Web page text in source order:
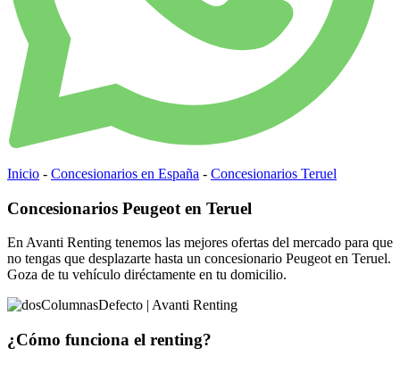
Inicio - Concesionarios en España - Concesionarios Teruel
Concesionarios Peugeot en Teruel
En Avanti Renting tenemos las mejores ofertas del mercado para que
no tengas que desplazarte hasta un concesionario Peugeot en Teruel.
Goza de tu vehículo diréctamente en tu domicilio.
¿Cómo funciona el renting?